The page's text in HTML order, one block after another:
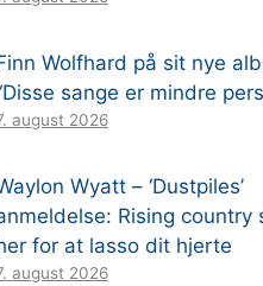
Wolfhard på sit nye
sange er mindre
august 2026
Wyatt – ‘Dustpiles’
Rising country
for at lasso dit hjerte
august 2026